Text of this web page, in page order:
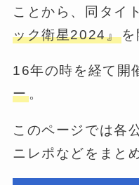
ことから、同タイ
ック衛星2024』を
16年の時を経て開
ー。
このページでは各
ニレポなどをまと